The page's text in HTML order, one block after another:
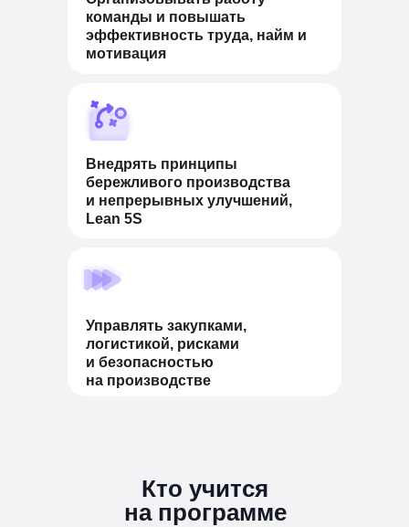
Управлять закупками,
логистикой, рисками
и безопасностью
на производстве
команды и повышать
эффективность труда, найм и
мотивация
Внедрять принципы
бережливого производства
и непрерывных улучшений,
Lean 5S
Кто учится
на программе